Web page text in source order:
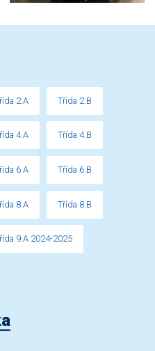
2.A Třída 2.B
4.A Třída 4.B
6.A Třída 6.B
8.A Třída 8.B
9.A 2024-2025